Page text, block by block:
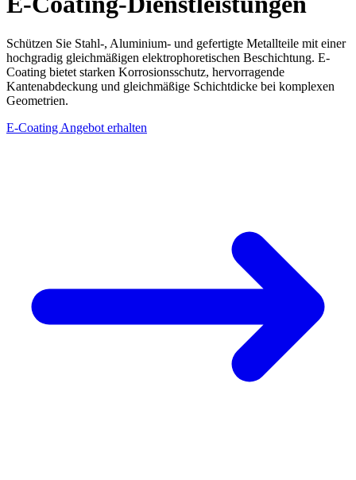
Schützen Sie Stahl-, Aluminium- und gefertigte Metallteile mit einer
hochgradig gleichmäßigen elektrophoretischen Beschichtung. E-
Coating bietet starken Korrosionsschutz, hervorragende
Kantenabdeckung und gleichmäßige Schichtdicke bei komplexen
Geometrien.
E-Coating Angebot erhalten